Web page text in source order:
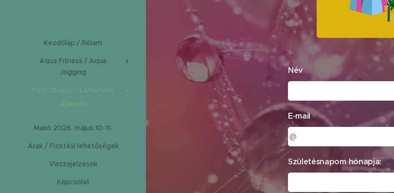
Kezdőlap / Rólam
Aqua Fitness / Aqua
Jogging
Regisztráció / Lemondás
Ajándék
Makó 2026. május 10-11.
Árak / Fizetési lehetőségek
Visszajelzések
Kapcsolat
Név
E-mail
Születésnapom hónapja: